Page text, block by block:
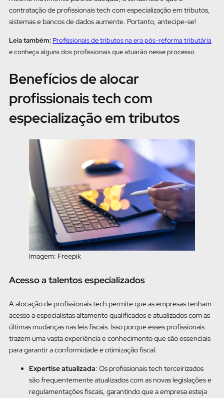
contratação de profissionais tech com especialização em tributos,
sistemas e bancos de dados aumente. Portanto, antecipe-se!
Leia também: Profissionais de tributos na era pós-reforma tributária
e conheça alguns dos profissionais que atuarão nesse processo
Benefícios de alocar
profissionais tech com
especialização em tributos
Imagem: Freepik
Acesso a talentos especializados
A alocação de profissionais tech permite que as empresas tenham
acesso a especialistas altamente qualificados e atualizados com as
últimas mudanças nas leis fiscais. Isso porque esses profissionais
trazem uma vasta experiência e conhecimento que são essenciais
para garantir a conformidade e otimização fiscal.
Expertise atualizada: Os profissionais tech terceirizados
são frequentemente atualizados com as novas legislações e
regulamentações fiscais, garantindo que a empresa esteja